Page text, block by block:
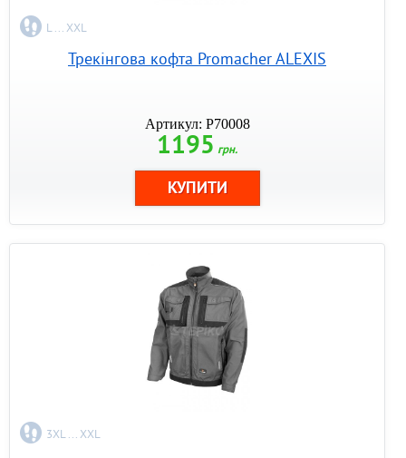
L ... XXL
Трекінгова кофта Promacher ALEXIS
Артикул: P70008
1195 грн.
3XL ... XXL